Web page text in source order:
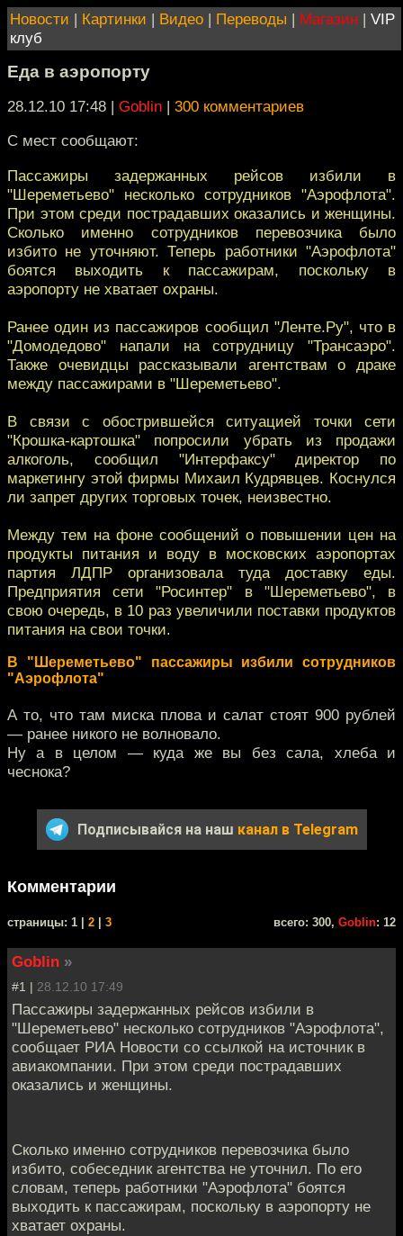
Новости | Картинки | Видео | Переводы | Магазин | VIP
клуб
Еда в аэропорту
28.12.10 17:48 | Goblin | 300 комментариев
С мест сообщают:
Пассажиры задержанных рейсов избили в
"Шереметьево" несколько сотрудников "Аэрофлота".
При этом среди пострадавших оказались и женщины.
Сколько именно сотрудников перевозчика было
избито не уточняют. Теперь работники "Аэрофлота"
боятся выходить к пассажирам, поскольку в
аэропорту не хватает охраны.
Ранее один из пассажиров сообщил "Ленте.Ру", что в
"Домодедово" напали на сотрудницу "Трансаэро".
Также очевидцы рассказывали агентствам о драке
между пассажирами в "Шереметьево".
В связи с обострившейся ситуацией точки сети
"Крошка-картошка" попросили убрать из продажи
алкоголь, сообщил "Интерфаксу" директор по
маркетингу этой фирмы Михаил Кудрявцев. Коснулся
ли запрет других торговых точек, неизвестно.
Между тем на фоне сообщений о повышении цен на
продукты питания и воду в московских аэропортах
партия ЛДПР организовала туда доставку еды.
Предприятия сети "Росинтер" в "Шереметьево", в
свою очередь, в 10 раз увеличили поставки продуктов
питания на свои точки.
В "Шереметьево" пассажиры избили сотрудников
"Аэрофлота"
А то, что там миска плова и салат стоят 900 рублей
— ранее никого не волновало.
Ну а в целом — куда же вы без сала, хлеба и
чеснока?
Подписывайся на наш канал в Telegram
Комментарии
cтраницы: 1 | 2 3 всего: 300, Goblin: 12
Goblin »
#1 | 28.12.10 17:49
Пассажиры задержанных рейсов избили в
"Шереметьево" несколько сотрудников "Аэрофлота",
сообщает РИА Новости со ссылкой на источник в
авиакомпании. При этом среди пострадавших
оказались и женщины.
Сколько именно сотрудников перевозчика было
избито, собеседник агентства не уточнил. По его
словам, теперь работники "Аэрофлота" боятся
выходить к пассажирам, поскольку в аэропорту не
хватает охраны.